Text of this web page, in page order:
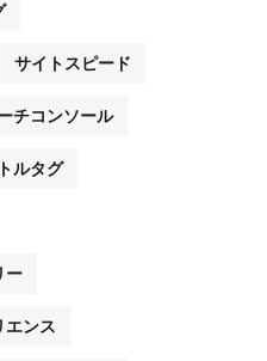
サイトスピード
チコンソール
ルタグ
ー
エンス